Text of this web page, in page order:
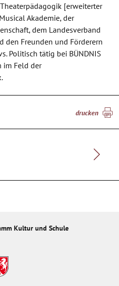
[erweiterter
Akademie, der
dem Landesverband
den Freunden und Förderern
Politisch tätig bei BÜNDNIS
im Feld der
drucken
Kultur und Schule